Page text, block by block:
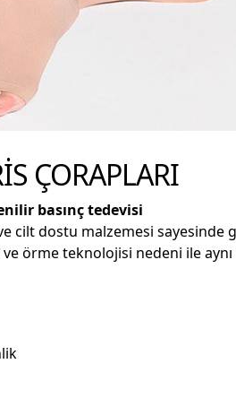
ÇORAPLARI
basınç tedevisi
cilt dostu malzemesi sayesinde
örme teknolojisi nedeni ile